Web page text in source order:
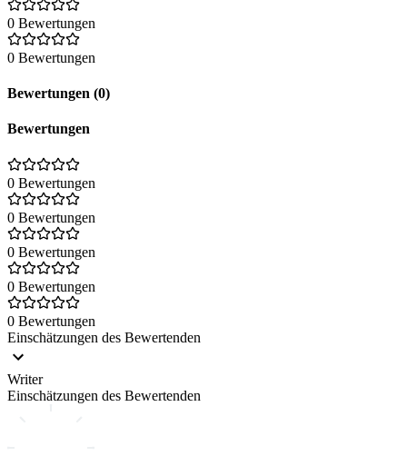
0 Bewertungen
0 Bewertungen
Bewertungen (0)
Bewertungen
0 Bewertungen
0 Bewertungen
0 Bewertungen
0 Bewertungen
0 Bewertungen
Einschätzungen des Bewertenden
Writer
Einschätzungen des Bewertenden